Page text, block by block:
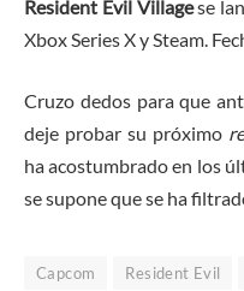
Resident Evil Villagese
Xbox Series X y Steam.
Cruzo dedos para que
deje probar su próximo
ha acostumbrado en los
se supone que se ha
Capcom Resident Evil